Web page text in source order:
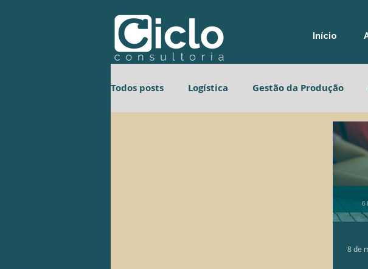
Início
Todos posts Logística Gestão da Produção
Gestão Estratégica
Gestão Financeira
8 de